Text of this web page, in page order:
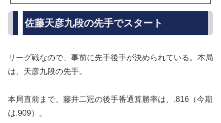
佐藤天彦九段の先手でスタート
リーグ戦なので、事前に先手後手が決められている。本局
は、天彦九段の先手。
本局直前まで、藤井二冠の後手番通算勝率は、.816（今期
は.909）。